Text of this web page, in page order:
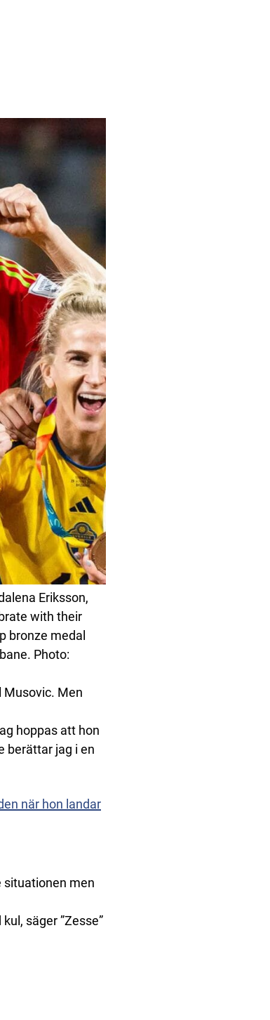
Eriksson,
with their
bronze medal
Photo:
Musovic. Men
hoppas att hon
berättar jag i en
när hon landar
situationen men
säger ”Zesse”